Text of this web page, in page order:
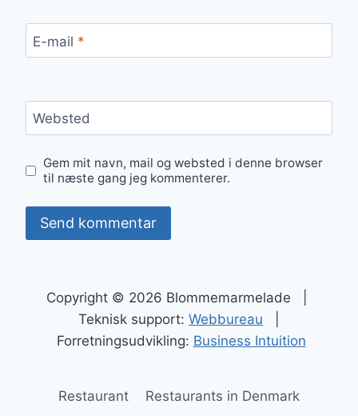
E-mail *
Websted
Gem mit navn, mail og websted i denne browser
til næste gang jeg kommenterer.
Copyright © 2026 Blommemarmelade |
Teknisk support: Webbureau
Forretningsudvikling: Business Intuition
Restaurant Restaurants in Denmark